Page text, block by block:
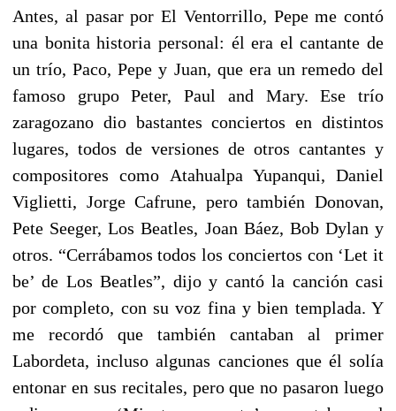
Antes, al pasar por El Ventorrillo, Pepe me contó
una bonita historia personal: él era el cantante de
un trío, Paco, Pepe y Juan, que era un remedo del
famoso grupo Peter, Paul and Mary. Ese trío
zaragozano dio bastantes conciertos en distintos
lugares, todos de versiones de otros cantantes y
compositores como Atahualpa Yupanqui, Daniel
Viglietti, Jorge Cafrune, pero también Donovan,
Pete Seeger, Los Beatles, Joan Báez, Bob Dylan y
otros. “Cerrábamos todos los conciertos con ‘Let it
be’ de Los Beatles”, dijo y cantó la canción casi
por completo, con su voz fina y bien templada. Y
me recordó que también cantaban al primer
Labordeta, incluso algunas canciones que él solía
entonar en sus recitales, pero que no pasaron luego